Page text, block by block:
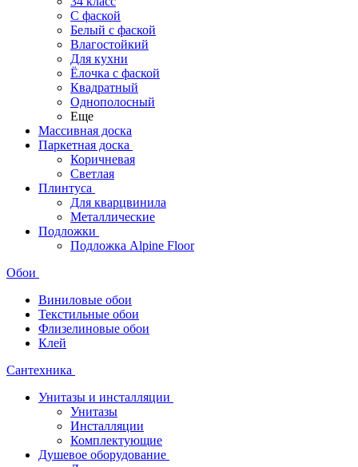
C фаской
Белый с фаской
Влагостойкий
Для кухни
Ёлочка с фаской
Квадратный
Однополосный
Еще
Массивная доска
Паркетная доска
Коричневая
Светлая
Плинтуса
Для кварцвинила
Металлические
Подложки
Подложка Alpine Floor
Обои
Виниловые обои
Текстильные обои
Флизелиновые обои
Клей
Сантехника
Унитазы и инсталляции
Унитазы
Инсталляции
Комплектующие
Душевое оборудование